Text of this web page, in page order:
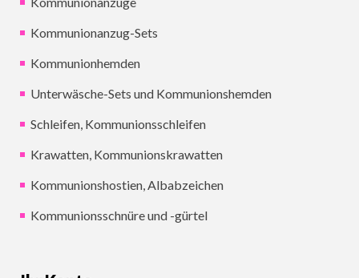
Kommunionanzug-Sets
Kommunionhemden
Unterwäsche-Sets und Kommunionshemden
Schleifen, Kommunionsschleifen
Krawatten, Kommunionskrawatten
Kommunionshostien, Albabzeichen
Kommunionsschnüre und -gürtel